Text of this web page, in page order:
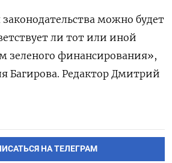
можно ​будет
ли тот или иной
‌зеленого финансирования»,
Багирова. Редактор Дмитрий
НА ТЕЛЕГРАМ